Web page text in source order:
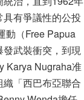
有爭議性的公投
動（Free Papua
武裝衝突，到現
Karya Nugraha准
「西巴布亞聯合